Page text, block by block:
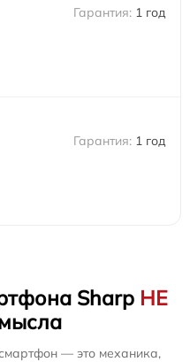
1 год
1 год
Sharp НЕ
— это механика,